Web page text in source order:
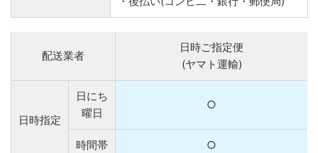
配送業者
日時ご指定便
(ヤマト運輸)
日時指定
日にち
曜日
○
時間帯 ○